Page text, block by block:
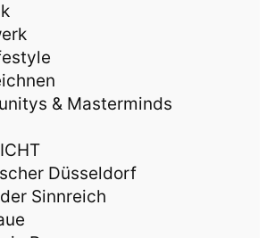
& Masterminds
Düsseldorf
Sinnreich